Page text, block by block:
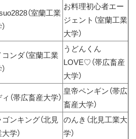
（室蘭工業
お料理初心者エー
ジェント（室蘭工業
大学）
ンダ（室蘭工業
うどんくん
LOVE♡（帯広畜産
大学）
（帯広畜産大学）
皇帝ペンギン（帯広
畜産大学）
ゴンキング（北見
学）
のんき（北見工業大
学）